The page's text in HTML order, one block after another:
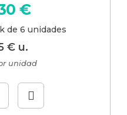
€ u.
€
de 6 unidades
unidad